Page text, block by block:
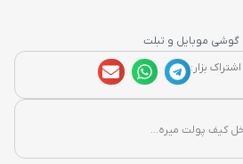
گوشی موبایل و تبلت
بزار: